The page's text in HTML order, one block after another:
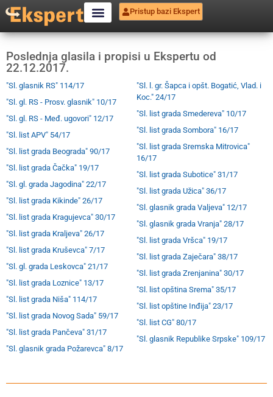
Pristup bazi Ekspert
Poslednja glasila i propisi u Ekspertu od
22.12.2017.
"Sl. glasnik RS" 114/17
"Sl. gl. RS - Prosv. glasnik" 10/17
"Sl. gl. RS - Međ. ugovori" 12/17
"Sl. list APV" 54/17
"Sl. list grada Beograda" 90/17
"Sl. list grada Čačka" 19/17
"Sl. gl. grada Jagodina" 22/17
"Sl. list grada Kikinde" 26/17
"Sl. list grada Kragujevca" 30/17
"Sl. list grada Kraljeva" 26/17
"Sl. list grada Kruševca" 7/17
"Sl. gl. grada Leskovca" 21/17
"Sl. list grada Loznice" 13/17
"Sl. list grada Niša" 114/17
"Sl. list grada Novog Sada" 59/17
"Sl. list grada Pančeva" 31/17
"Sl. glasnik grada Požarevca" 8/17
"Sl. l. gr. Šapca i opšt. Bogatić, Vlad. i
Koc." 24/17
"Sl. list grada Smedereva" 10/17
"Sl. list grada Sombora" 16/17
"Sl. list grada Sremska Mitrovica"
16/17
"Sl. list grada Subotice" 31/17
"Sl. list grada Užica" 36/17
"Sl. glasnik grada Valjeva" 12/17
"Sl. glasnik grada Vranja" 28/17
"Sl. list grada Vršca" 19/17
"Sl. list grada Zaječara" 38/17
"Sl. list grada Zrenjanina" 30/17
"Sl. list opština Srema" 35/17
"Sl. list opštine Inđija" 23/17
"Sl. list CG" 80/17
"Sl. glasnik Republike Srpske" 109/17